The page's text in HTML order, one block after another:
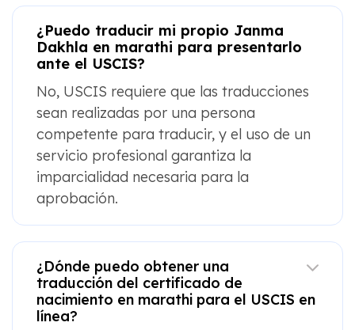
¿Puedo traducir mi propio Janma
Dakhla en marathi para presentarlo
ante el USCIS?
No, USCIS requiere que las traducciones
sean realizadas por una persona
competente para traducir, y el uso de un
servicio profesional garantiza la
imparcialidad necesaria para la
aprobación.
¿Dónde puedo obtener una
traducción del certificado de
nacimiento en marathi para el USCIS en
línea?